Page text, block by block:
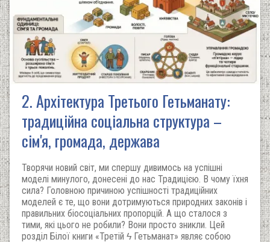
2. Архітектура Третього Гетьманату:
традиційна соціальна структура –
сім'я, громада, держава
Творячи новий світ, ми спершу дивимось на успішні
моделі минулого, донесені до нас Традицією. В чому їхня
сила? Головною причиною успішності традиційних
моделей є те, що вони дотримуються природних законів і
правильних біосоціальних пропорцій. А що сталося з
тими, які цього не робили? Вони просто зникли. Цей
розділ Білої книги «Третій ϟ Гетьманат» являє собою